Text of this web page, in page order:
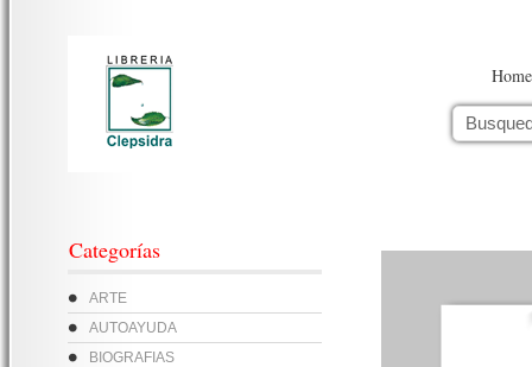
Home
Categorías
ARTE
AUTOAYUDA
BIOGRAFIAS